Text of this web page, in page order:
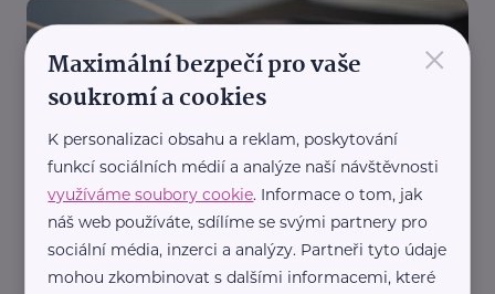
MaVe PR
Hemofilie vyžaduje každodenní péči. Moderní
léčba dává naději, riziko krvácení ale trvá
Prevence, léčba Nemoc Zdraví
×
Maximální bezpečí pro vaše
soukromí a cookies
K personalizaci obsahu a reklam, poskytování
funkcí sociálních médií a analýze naší návštěvnosti
využíváme soubory cookie. Informace o tom, jak
náš web používáte, sdílíme se svými partnery pro
sociální média, inzerci a analýzy. Partneři tyto údaje
mohou zkombinovat s dalšími informacemi, které